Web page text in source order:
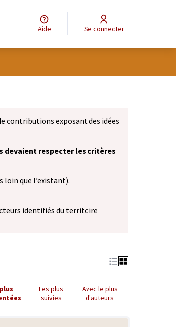
Aide Se connecter
contributions exposant des idées
devaient respecter les critères
loin que l’existant).
identifiés du territoire
Les plus
suivies
Avec le plus
d'auteurs